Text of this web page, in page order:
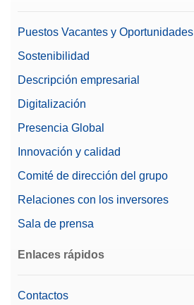
Puestos Vacantes y Oportunidades
Sostenibilidad
Descripción empresarial
Digitalización
Presencia Global
Innovación y calidad
Comité de dirección del grupo
Relaciones con los inversores
Sala de prensa
Enlaces rápidos
Contactos